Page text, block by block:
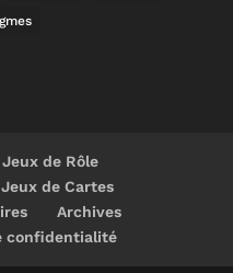
Jeux de Rôle
Jeux de Cartes
Archives
confidentialité